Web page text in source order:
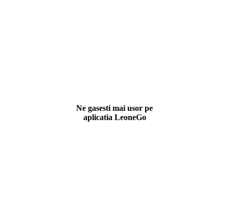
Ne gasesti mai usor pe
aplicatia LeoneGo